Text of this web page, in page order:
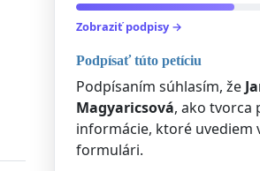
Zobraziť podpisy →
Podpísať túto petíciu
Podpísaním súhlasím, že
Magyaricsová, ako tvorca
informácie, ktoré uvediem
formulári.